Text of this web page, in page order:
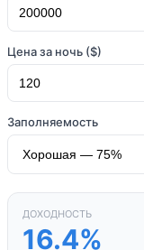
Цена за ночь ($)
Заполняемость
ДОХОДНОСТЬ
16.4%